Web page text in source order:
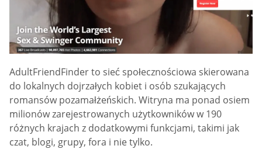
AdultFriendFinder to sieć społecznościowa skierowana
do lokalnych dojrzałych kobiet i osób szukających
romansów pozamałżeńskich. Witryna ma ponad osiem
milionów zarejestrowanych użytkowników w 190
różnych krajach z dodatkowymi funkcjami, takimi jak
czat, blogi, grupy, fora i nie tylko.